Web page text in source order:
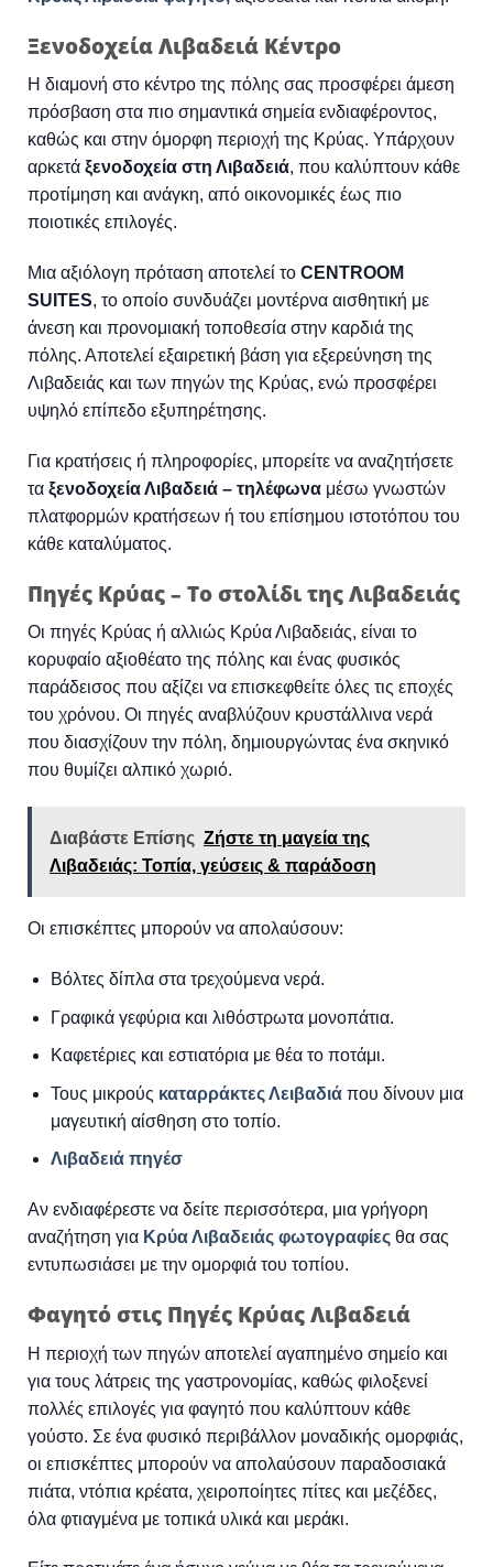
Ξενοδοχεία Λιβαδειά Κέντρο
Η διαμονή στο κέντρο της πόλης σας προσφέρει άμεση
πρόσβαση στα πιο σημαντικά σημεία ενδιαφέροντος,
καθώς και στην όμορφη περιοχή της Κρύας. Υπάρχουν
αρκετά ξενοδοχεία στη Λιβαδειά, που καλύπτουν κάθε
προτίμηση και ανάγκη, από οικονομικές έως πιο
ποιοτικές επιλογές.
Μια αξιόλογη πρόταση αποτελεί το CENTROOM
SUITES, το οποίο συνδυάζει μοντέρνα αισθητική με
άνεση και προνομιακή τοποθεσία στην καρδιά της
πόλης. Αποτελεί εξαιρετική βάση για εξερεύνηση της
Λιβαδειάς και των πηγών της Κρύας, ενώ προσφέρει
υψηλό επίπεδο εξυπηρέτησης.
Για κρατήσεις ή πληροφορίες, μπορείτε να αναζητήσετε
τα ξενοδοχεία Λιβαδειά – τηλέφωνα μέσω γνωστών
πλατφορμών κρατήσεων ή του επίσημου ιστοτόπου του
κάθε καταλύματος.
Πηγές Κρύας – Το στολίδι της Λιβαδειάς
Οι πηγές Κρύας ή αλλιώς Κρύα Λιβαδειάς, είναι το
κορυφαίο αξιοθέατο της πόλης και ένας φυσικός
παράδεισος που αξίζει να επισκεφθείτε όλες τις εποχές
του χρόνου. Οι πηγές αναβλύζουν κρυστάλλινα νερά
που διασχίζουν την πόλη, δημιουργώντας ένα σκηνικό
που θυμίζει αλπικό χωριό.
Διαβάστε Επίσης Ζήστε τη μαγεία της
Λιβαδειάς: Τοπία, γεύσεις & παράδοση
Οι επισκέπτες μπορούν να απολαύσουν:
Βόλτες δίπλα στα τρεχούμενα νερά.
Γραφικά γεφύρια και λιθόστρωτα μονοπάτια.
Καφετέριες και εστιατόρια με θέα το ποτάμι.
Τους μικρούς καταρράκτες Λειβαδιά που δίνουν μια
μαγευτική αίσθηση στο τοπίο.
Λιβαδειά πηγέσ
Αν ενδιαφέρεστε να δείτε περισσότερα, μια γρήγορη
αναζήτηση για Κρύα Λιβαδειάς φωτογραφίες θα σας
εντυπωσιάσει με την ομορφιά του τοπίου.
Φαγητό στις Πηγές Κρύας Λιβαδειά
Η περιοχή των πηγών αποτελεί αγαπημένο σημείο και
για τους λάτρεις της γαστρονομίας, καθώς φιλοξενεί
πολλές επιλογές για φαγητό που καλύπτουν κάθε
γούστο. Σε ένα φυσικό περιβάλλον μοναδικής ομορφιάς,
οι επισκέπτες μπορούν να απολαύσουν παραδοσιακά
πιάτα, ντόπια κρέατα, χειροποίητες πίτες και μεζέδες,
όλα φτιαγμένα με τοπικά υλικά και μεράκι.